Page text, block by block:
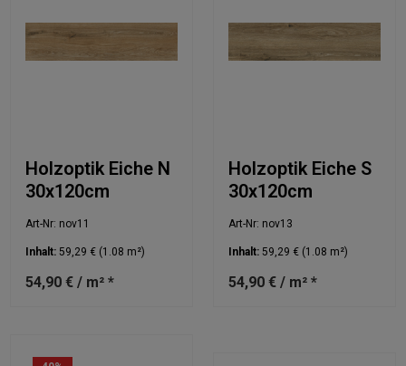
Holzoptik Eiche N
30x120cm
Art-Nr: nov11
Inhalt: 59,29 € (1.08 m²)
54,90 € / m² *
Holzoptik Eiche S
30x120cm
Art-Nr: nov13
Inhalt: 59,29 € (1.08 m²)
54,90 € / m² *